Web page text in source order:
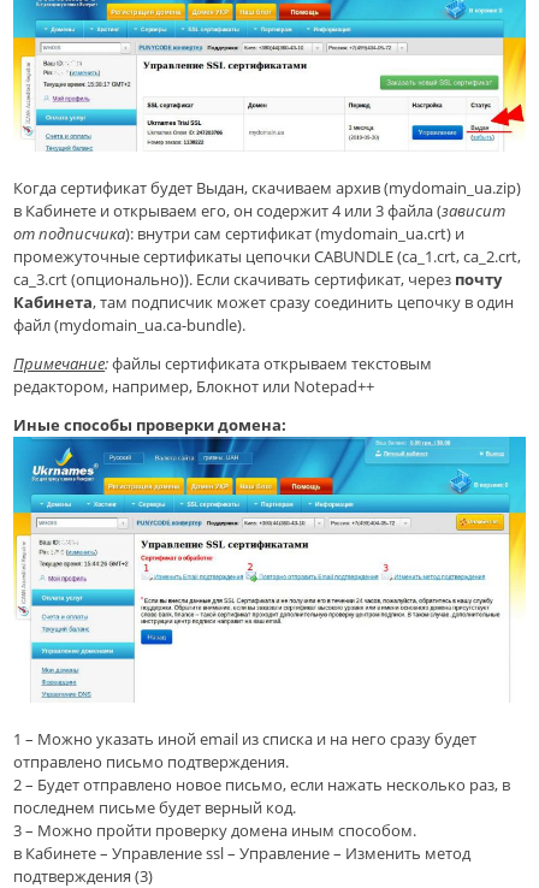
Когда сертификат будет Выдан, скачиваем архив (mydomain_ua.zip)
в Кабинете и открываем его, он содержит 4 или 3 файла (зависит
от подписчика): внутри сам сертификат (mydomain_ua.crt) и
промежуточные сертификаты цепочки CABUNDLE (ca_1.crt, ca_2.crt,
ca_3.crt (опционально)). Если скачивать сертификат, через почту
Кабинета, там подписчик может сразу соединить цепочку в один
файл (mydomain_ua.ca-bundle).
Примечание:файлы сертификата открываем текстовым
редактором, например, Блокнот или Notepad++
Иные способы проверки домена:
1 – Можно указать иной email из списка и на него сразу будет
отправлено письмо подтверждения.
2 – Будет отправлено новое письмо, если нажать несколько раз, в
последнем письме будет верный код.
3 – Можно пройти проверку домена иным способом.
в Кабинете – Управление ssl – Управление – Изменить метод
подтверждения (3)